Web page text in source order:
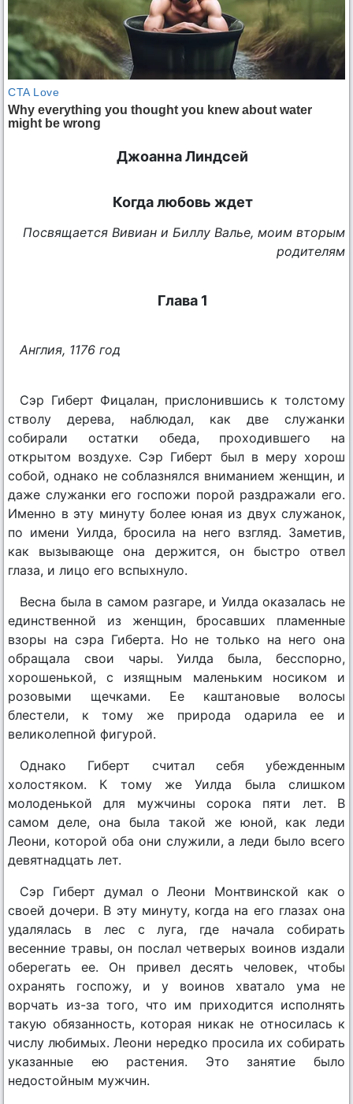
Джоанна Линдсей
Когда любовь ждет
Посвящается Вивиан и Биллу Валье, моим вторым
родителям
Глава 1
Англия, 1176 год
Сэр Гиберт Фицалан, прислонившись к толстому
стволу дерева, наблюдал, как две служанки
собирали остатки обеда, проходившего на
открытом воздухе. Сэр Гиберт был в меру хорош
собой, однако не соблазнялся вниманием женщин, и
даже служанки его госпожи порой раздражали его.
Именно в эту минуту более юная из двух служанок,
по имени Уилда, бросила на него взгляд. Заметив,
как вызывающе она держится, он быстро отвел
глаза, и лицо его вспыхнуло.
Весна была в самом разгаре, и Уилда оказалась не
единственной из женщин, бросавших пламенные
взоры на сэра Гиберта. Но не только на него она
обращала свои чары. Уилда была, бесспорно,
хорошенькой, с изящным маленьким носиком и
розовыми щечками. Ее каштановые волосы
блестели, к тому же природа одарила ее и
великолепной фигурой.
Однако Гиберт считал себя убежденным
холостяком. К тому же Уилда была слишком
молоденькой для мужчины сорока пяти лет. В
самом деле, она была такой же юной, как леди
Леони, которой оба они служили, а леди было всего
девятнадцать лет.
Сэр Гиберт думал о Леони Монтвинской как о
своей дочери. В эту минуту, когда на его глазах она
удалялась в лес с луга, где начала собирать
весенние травы, он послал четверых воинов издали
оберегать ее. Он привел десять человек, чтобы
охранять госпожу, и у воинов хватало ума не
ворчать из-за того, что им приходится исполнять
такую обязанность, которая никак не относилась к
числу любимых. Леони нередко просила их собирать
указанные ею растения. Это занятие было
недостойным мужчин.